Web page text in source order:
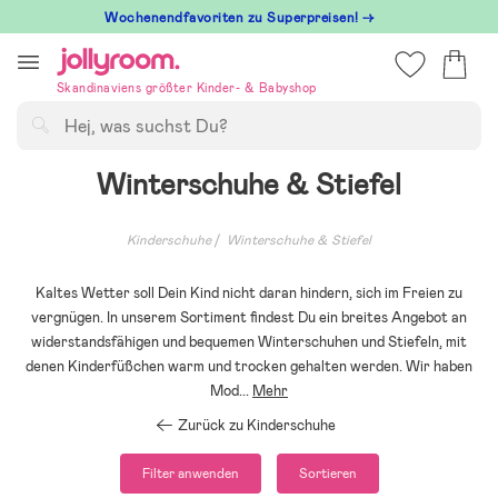
till
innehållet
Wochenendfavoriten zu Superpreisen! →
Skandinaviens größter Kinder- & Babyshop
Winterschuhe & Stiefel
Kinderschuhe Winterschuhe & Stiefel
Kaltes Wetter soll Dein Kind nicht daran hindern, sich im Freien zu
vergnügen. In unserem Sortiment findest Du ein breites Angebot an
widerstandsfähigen und bequemen Winterschuhen und Stiefeln, mit
denen Kinderfüßchen warm und trocken gehalten werden. Wir haben
Mod... Mehr
Zurück zu Kinderschuhe
Filter anwenden Sortieren